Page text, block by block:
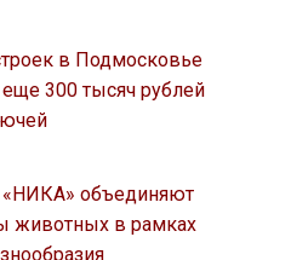
в Подмосковье
300 тысяч рублей
«НИКА» объединяют
животных в рамках